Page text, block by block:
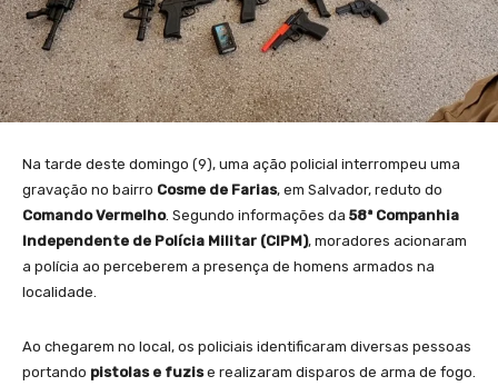
Na tarde deste domingo (9), uma ação policial interrompeu uma
gravação no bairro Cosme de Farias, em Salvador, reduto do
Comando Vermelho. Segundo informações da 58ª Companhia
Independente de Polícia Militar (CIPM), moradores acionaram
a polícia ao perceberem a presença de homens armados na
localidade.
Ao chegarem no local, os policiais identificaram diversas pessoas
portando pistolas e fuzise realizaram disparos de arma de fogo.